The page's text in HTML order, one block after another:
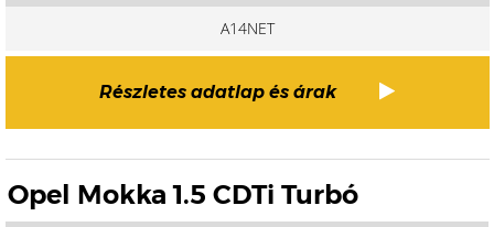
A14NET
Részletes adatlap és árak
Opel Mokka 1.5 CDTi Turbó